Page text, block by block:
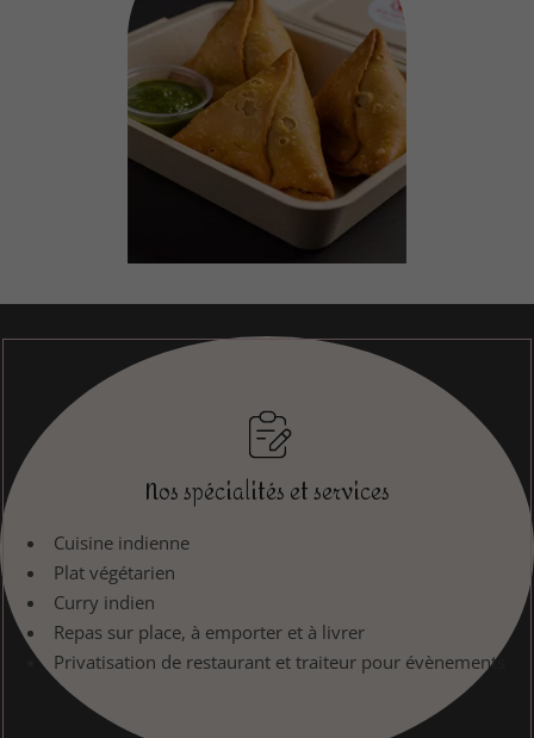
Nos spécialités et services
Cuisine indienne
Plat végétarien
Curry indien
Repas sur place, à emporter et à livrer
Privatisation de restaurant et traiteur pour évènements